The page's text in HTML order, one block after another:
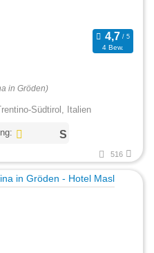
4 Bew.
in Gröden)
Südtirol, Italien
516